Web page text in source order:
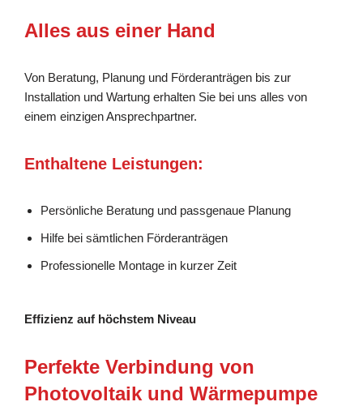
Alles aus einer Hand
Von Beratung, Planung und Förderanträgen bis zur
Installation und Wartung erhalten Sie bei uns alles von
einem einzigen Ansprechpartner.
Enthaltene Leistungen:
Persönliche Beratung und passgenaue Planung
Hilfe bei sämtlichen Förderanträgen
Professionelle Montage in kurzer Zeit
Effizienz auf höchstem Niveau
Perfekte Verbindung von
Photovoltaik und Wärmepumpe